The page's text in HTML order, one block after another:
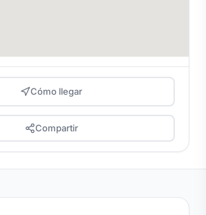
Cómo llegar
Compartir